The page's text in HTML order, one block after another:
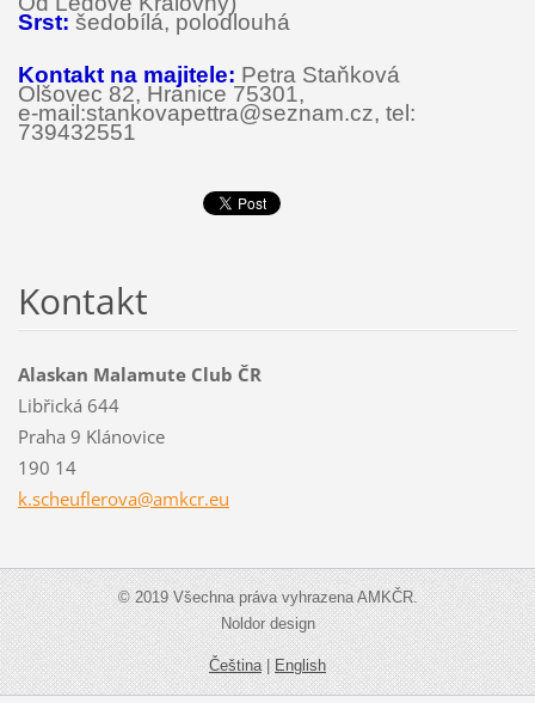
Srst: šedobílá, polodlouhá
Kontakt na majitele: Petra Staňková
Olšovec 82, Hranice 75301,
e-mail:stankovapettra@seznam.cz, tel:
739432551
Kontakt
Alaskan Malamute Club ČR
Libřická 644
Praha 9 Klánovice
190 14
k.scheuflerova@amkcr.eu
© 2019 Všechna práva vyhrazena AMKČR.
Noldor design
Čeština|English